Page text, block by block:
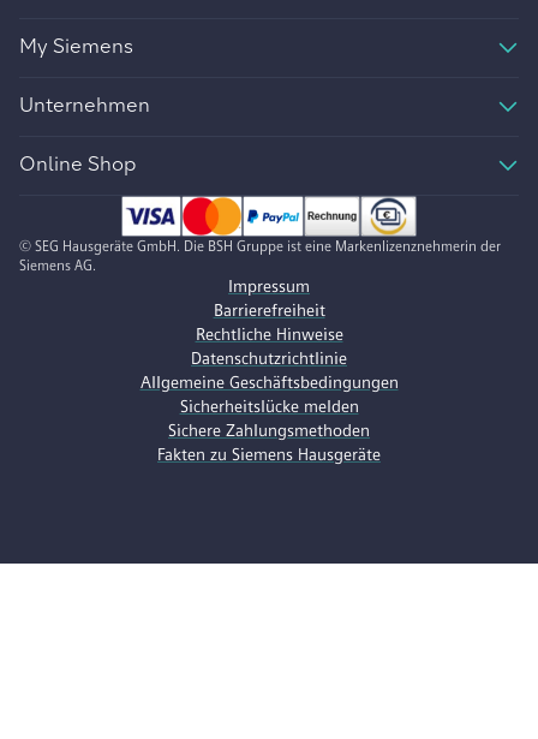
My Siemens
Unternehmen
Online Shop
© SEG Hausgeräte GmbH. Die BSH Gruppe ist eine Markenlizenznehmerin der
Siemens AG.
Impressum
Barrierefreiheit
Rechtliche Hinweise
Datenschutzrichtlinie
Allgemeine Geschäftsbedingungen
Sicherheitslücke melden
Sichere Zahlungsmethoden
Fakten zu Siemens Hausgeräte